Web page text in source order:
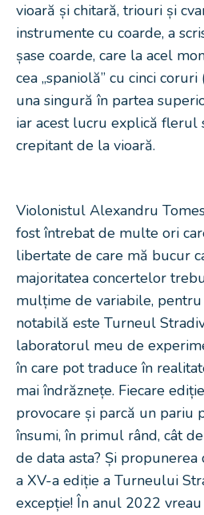
vioară și chitară, triouri și
instrumente cu coarde, a
șase coarde, care la acel
cea „spaniolă” cu cinci
una singură în partea
iar acest lucru explică flerul
crepitant de la vioară.
Violonistul Alexandru
fost întrebat de multe ori
libertate de care mă bucur
majoritatea concertelor
mulțime de variabile, pentru
notabilă este Turneul
laboratorul meu de
în care pot traduce în
mai îndrăznețe. Fiecare
provocare și parcă un pariu
însumi, în primul rând, cât
de data asta? Și propunerea
a XV-a ediție a Turneului
excepție! În anul 2022